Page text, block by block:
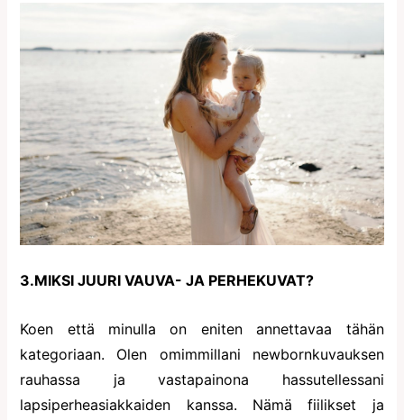
3.MIKSI JUURI VAUVA- JA PERHEKUVAT?
Koen että minulla on eniten annettavaa tähän
kategoriaan. Olen omimmillani newbornkuvauksen
rauhassa ja vastapainona hassutellessani
lapsiperheasiakkaiden kanssa. Nämä fiilikset ja